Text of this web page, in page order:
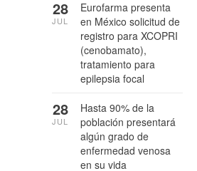
Eurofarma presenta
en México solicitud de
registro para XCOPRI
(cenobamato),
tratamiento para
epilepsia focal
28
JUL
Hasta 90% de la
población presentará
algún grado de
enfermedad venosa
en su vida
28
JUL